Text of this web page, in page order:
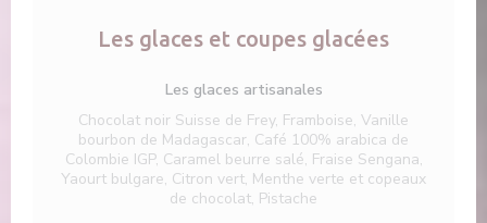
Les glaces et coupes glacées
Les glaces artisanales
Chocolat noir Suisse de Frey, Framboise, Vanille
bourbon de Madagascar, Café 100% arabica de
Colombie IGP, Caramel beurre salé, Fraise Sengana,
Yaourt bulgare, Citron vert, Menthe verte et copeaux
de chocolat, Pistache